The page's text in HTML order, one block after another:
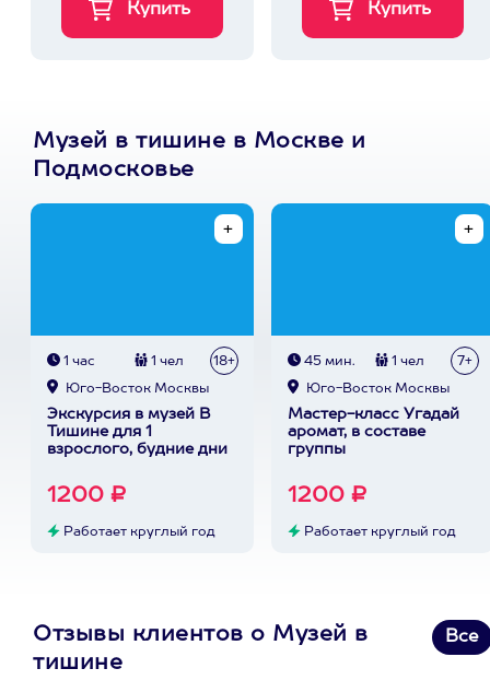
Музей в тишине в Москве и
Подмосковье
1 час 1 чел 18+
Юго-Восток Москвы
Экскурсия в музей В
Тишине для 1
взрослого, будние дни
1200 ₽
Работает круглый год
45 мин. 1 чел 7+
Юго-Восток Москвы
Мастер-класс Угадай
аромат, в составе
группы
1200 ₽
Работает круглый год
Отзывы клиентов о Музей в
тишине
Все